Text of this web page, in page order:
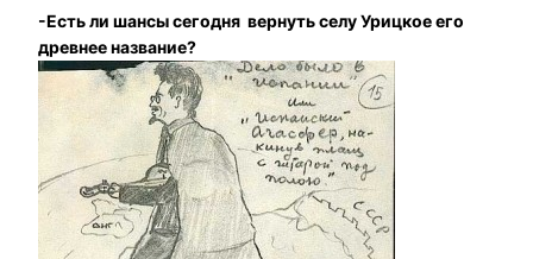
-Есть ли шансы сегодня вернуть селу Урицкое его
древнее название?